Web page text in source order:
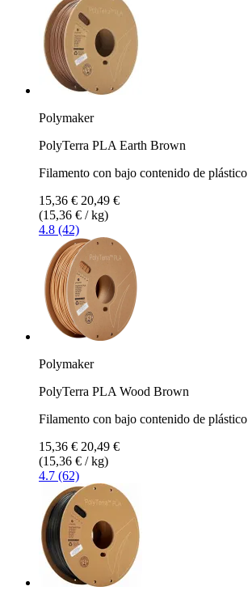
Polymaker
PolyTerra PLA Earth Brown
Filamento con bajo contenido de plástico
15,36 € 20,49 €
(15,36 € / kg)
4.8 (42)
Polymaker
PolyTerra PLA Wood Brown
Filamento con bajo contenido de plástico
15,36 € 20,49 €
(15,36 € / kg)
4.7 (62)